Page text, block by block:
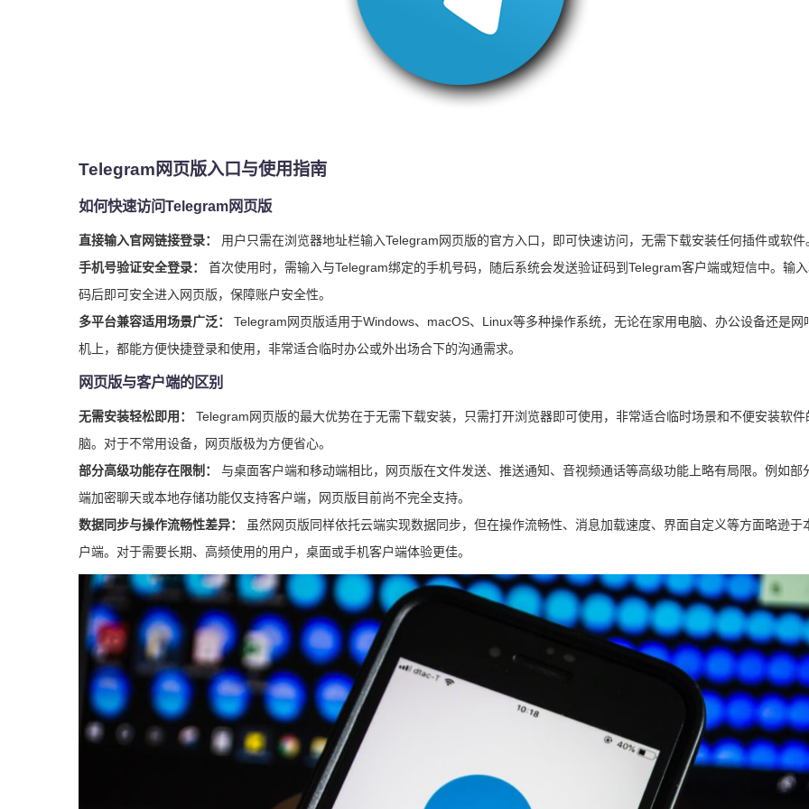
Telegram网页版入口与使用指南
如何快速访问Telegram网页版
直接输入官网链接登录：
用户只需在浏览器地址栏输入Telegram网页版的官方入口，即可快速访问，无需下载安装任何插件或软件
手机号验证安全登录：
首次使用时，需输入与Telegram绑定的手机号码，随后系统会发送验证码到Telegram客户端或短信中。输
码后即可安全进入网页版，保障账户安全性。
多平台兼容适用场景广泛：
Telegram网页版适用于Windows、macOS、Linux等多种操作系统，无论在家用电脑、办公设备还是网
机上，都能方便快捷登录和使用，非常适合临时办公或外出场合下的沟通需求。
网页版与客户端的区别
无需安装轻松即用：
Telegram网页版的最大优势在于无需下载安装，只需打开浏览器即可使用，非常适合临时场景和不便安装软件
脑。对于不常用设备，网页版极为方便省心。
部分高级功能存在限制：
与桌面客户端和移动端相比，网页版在文件发送、推送通知、音视频通话等高级功能上略有局限。例如部
端加密聊天或本地存储功能仅支持客户端，网页版目前尚不完全支持。
数据同步与操作流畅性差异：
虽然网页版同样依托云端实现数据同步，但在操作流畅性、消息加载速度、界面自定义等方面略逊于
户端。对于需要长期、高频使用的用户，桌面或手机客户端体验更佳。